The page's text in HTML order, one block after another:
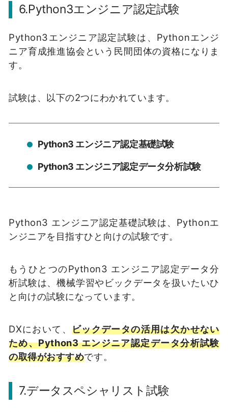
6.Python3エンジニア認定試験
Python3エンジニア認定試験は、Pythonエンジ
ニア育成推進協会という民間団体の資格になりま
す。
試験は、以下の2つにわかれています。
Python3 エンジニア認定基礎試験
Python3 エンジニア認定データ分析試験
Python3 エンジニア認定基礎試験は、Pythonエ
ンジニアを目指すひと向けの試験です。
もうひとつのPython3 エンジニア認定データ分
析試験は、機械学習やビックデータを扱いたいひ
と向けの試験になっています。
DXにおいて、 ビックデータの活用は欠かせない
ため、Python3 エンジニア認定データ分析試験
の取得がおすすめです。
7.データスペシャリスト試験